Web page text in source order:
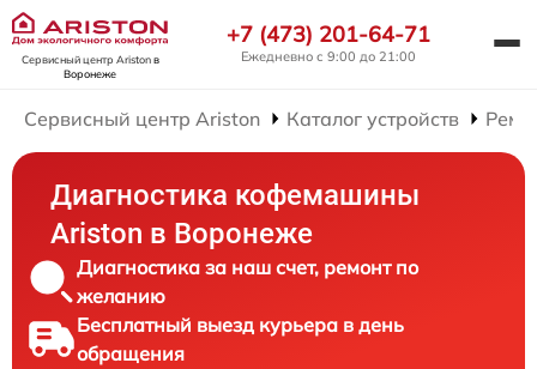
Сервисный центр Aristonв
Воронеже
+7 (473) 201-64-71
Ежедневно с 9:00 до 21:00
Сервисный центр Ariston Каталог устройств
Диагностика кофемашины
Ariston в Воронеже
Диагностика за наш счет, ремонт по
желанию
Бесплатный выезд курьера в день
обращения